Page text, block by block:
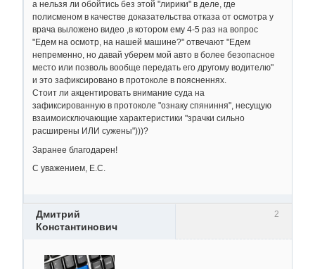
а нельзя ли обойтись без этой "лирики" в деле, где
полисменом в качестве доказательства отказа от осмотра у
врача выложено видео ,в котором ему 4-5 раз на вопрос
"Едем на осмотр, на нашей машине?" отвечают "Едем
непременно, но давай уберем мой авто в более безопасное
место или позволь вообще передать его другому водителю"
и это зафиксировано в протоколе в поясненнях.
Стоит ли акцентировать внимание суда на
зафиксированную в протоколе "ознаку спяниння", несущую
взаимоисключающие характеристики "зрачки сильно
расширены ИЛИ сужены")))?
Заранее благодарен!
С уважением, Е.С.
2
Дмитрий
Константинович